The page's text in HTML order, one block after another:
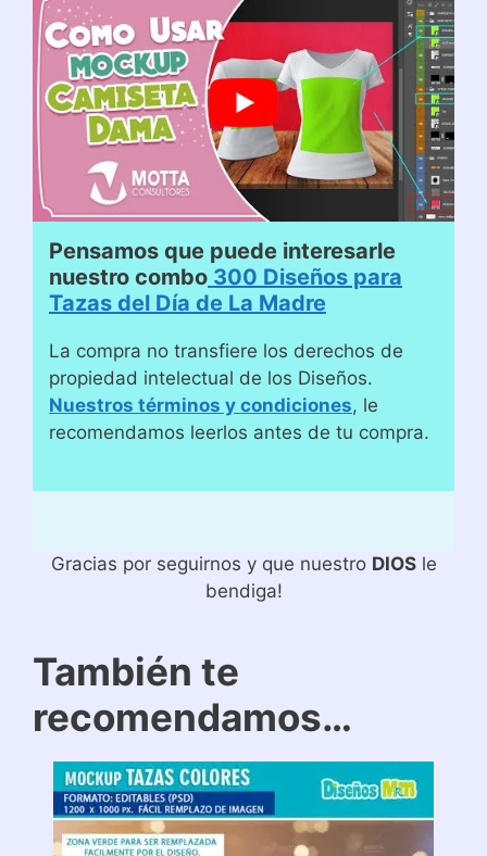
Pensamos que puede interesarle
nuestro combo 300 Diseños para
Tazas del Día de La Madre
La compra no transfiere los derechos de
propiedad intelectual de los Diseños.
Nuestros términos y condiciones, le
recomendamos leerlos antes de tu compra.
Gracias por seguirnos y que nuestro DIOSle
bendiga!
También te
recomendamos…